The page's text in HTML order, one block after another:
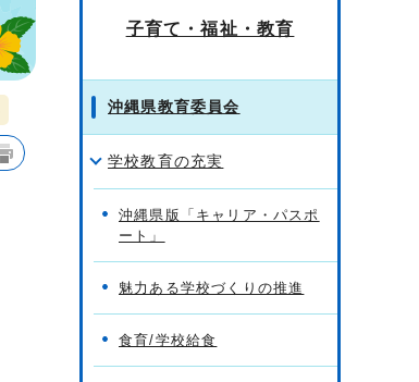
子育て・福祉・教育
沖縄県教育委員会
学校教育の充実
沖縄県版「キャリア・パスポ
ート」
魅力ある学校づくりの推進
食育/学校給食